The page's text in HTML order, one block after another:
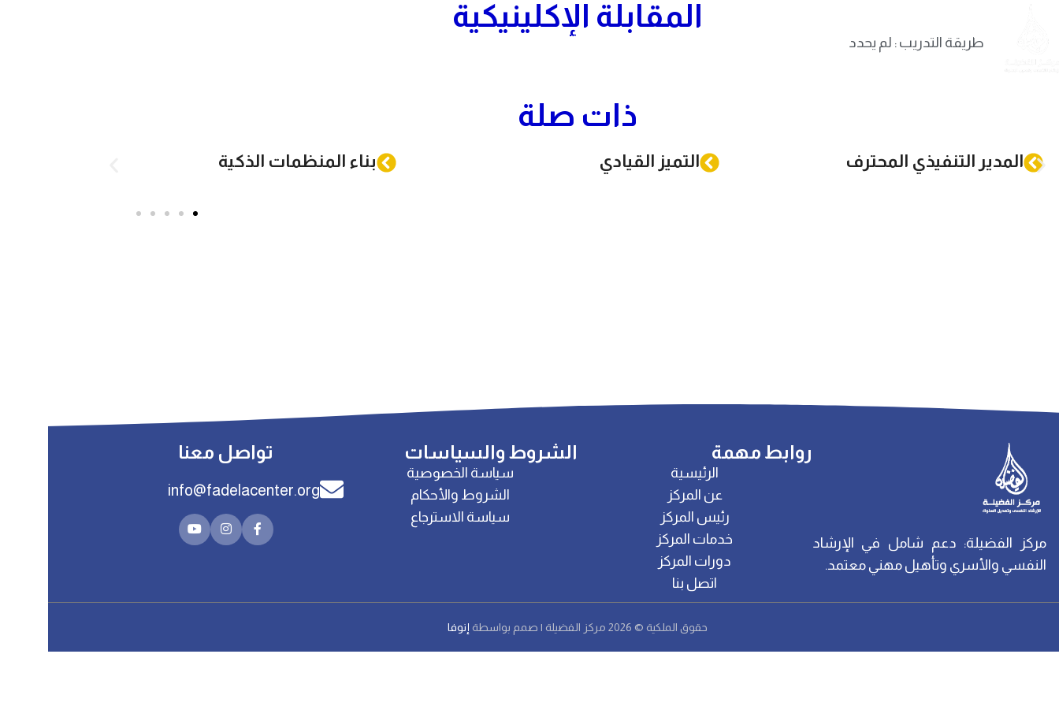
خدمات المركز
المقابلة الإكلينيكية
طريقة التدريب : لم يحدد
ذات صلة
المدير التنفيذي المحترف التميز القيادي بناء المنظمات الذكية
مركز الفضيلة: دعم شامل في الإرشاد
النفسي والأسري وتأهيل مهني معتمد.
روابط مهمة
الرئيسية
عن المركز
رئيس المركز
خدمات المركز
دورات المركز
اتصل بنا
الشروط والسياسات
سياسة الخصوصية
الشروط والأحكام
سياسة الاسترجاع
تواصل معنا
info@fadelacenter.org
حقوق الملكية © 2026 مركز الفضيلة | صمم بواسطة إنوفا